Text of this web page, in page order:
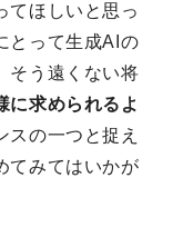
てほしいと思っ
とって生成AIの
そう遠くない将
に求められるよ
スの一つと捉え
てみてはいかが